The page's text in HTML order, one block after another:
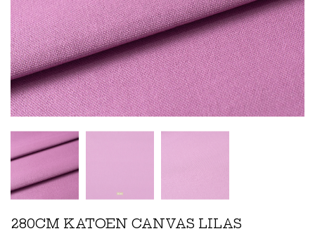
280CM KATOEN CANVAS LILAS